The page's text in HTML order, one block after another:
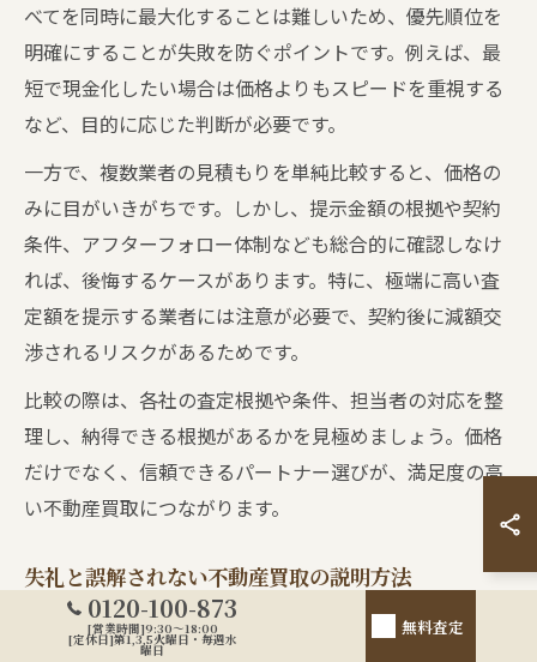
べてを同時に最大化することは難しいため、優先順位を
明確にすることが失敗を防ぐポイントです。例えば、最
短で現金化したい場合は価格よりもスピードを重視する
など、目的に応じた判断が必要です。
一方で、複数業者の見積もりを単純比較すると、価格の
みに目がいきがちです。しかし、提示金額の根拠や契約
条件、アフターフォロー体制なども総合的に確認しなけ
れば、後悔するケースがあります。特に、極端に高い査
定額を提示する業者には注意が必要で、契約後に減額交
渉されるリスクがあるためです。
比較の際は、各社の査定根拠や条件、担当者の対応を整
理し、納得できる根拠があるかを見極めましょう。価格
だけでなく、信頼できるパートナー選びが、満足度の高
い不動産買取につながります。
失礼と誤解されない不動産買取の説明方法
不動産買取の現場では、複数業者への依頼を伝える際の
0120-100-873
[営業時間]9:30～18:00
[定休日]第1,3,5火曜日・毎週水
曜日
無料査定